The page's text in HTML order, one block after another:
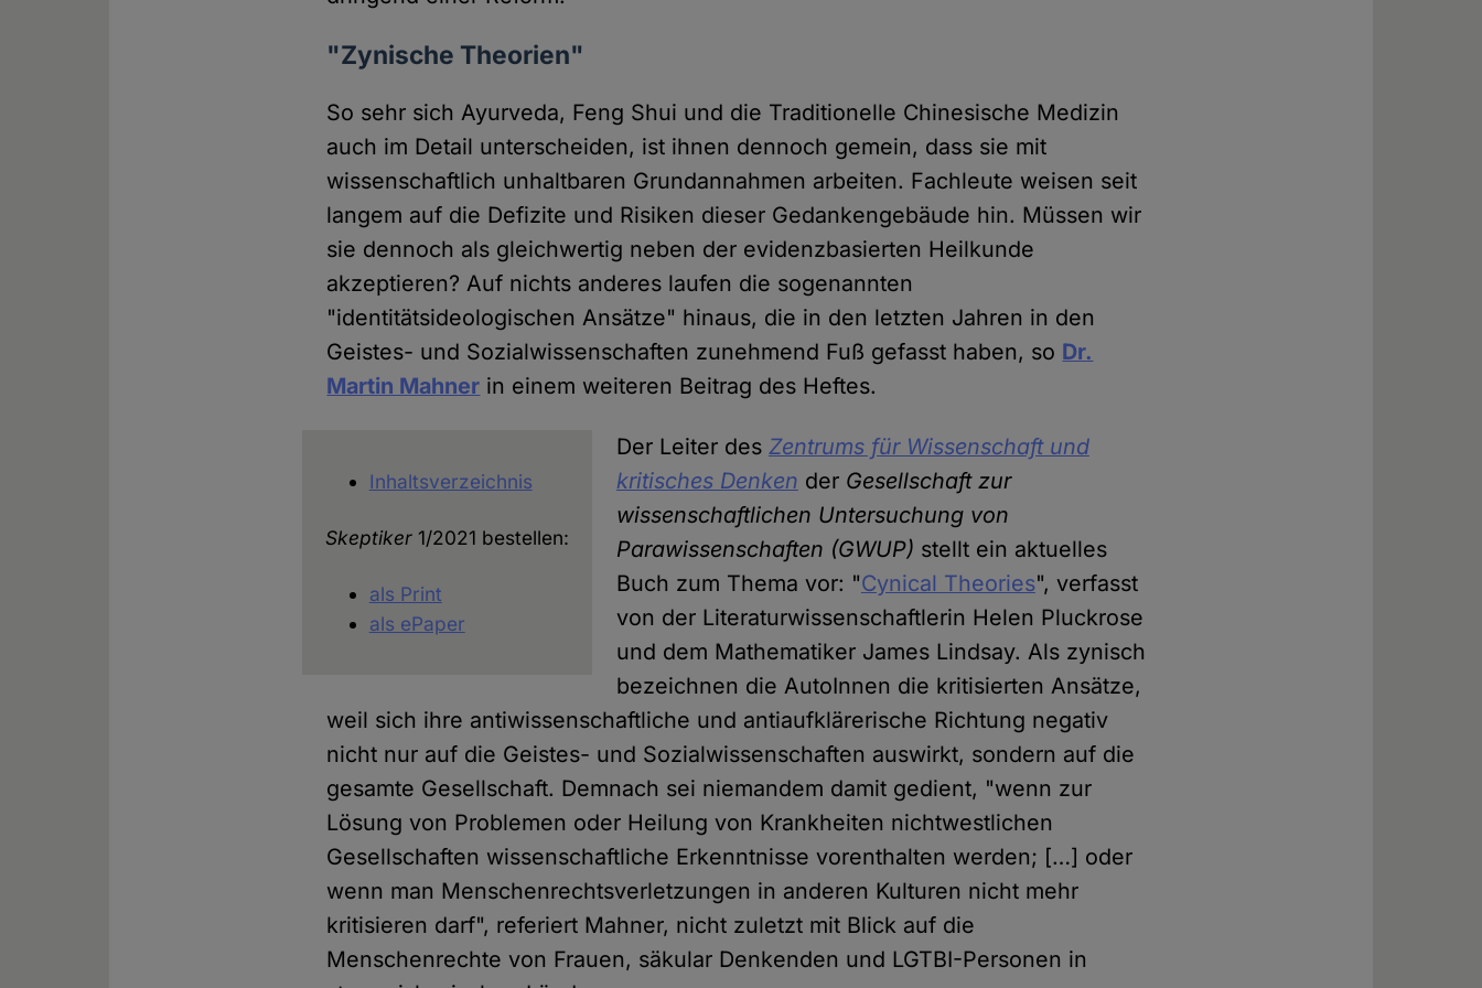
"Zynische Theorien"
So sehr sich Ayurveda, Feng Shui und die Traditionelle Chinesische Medizin
auch im Detail unterscheiden, ist ihnen dennoch gemein, dass sie mit
wissenschaftlich unhaltbaren Grundannahmen arbeiten. Fachleute weisen seit
langem auf die Defizite und Risiken dieser Gedankengebäude hin. Müssen wir
sie dennoch als gleichwertig neben der evidenzbasierten Heilkunde
akzeptieren? Auf nichts anderes laufen die sogenannten
"identitätsideologischen Ansätze" hinaus, die in den letzten Jahren in den
Geistes- und Sozialwissenschaften zunehmend Fuß gefasst haben, so Dr.
Martin Mahner in einem weiteren Beitrag des Heftes.
Inhaltsverzeichnis
Skeptiker 1/2021 bestellen:
als Print
als ePaper
Der Leiter des Zentrums für Wissenschaft und
kritisches Denken der Gesellschaft zur
wissenschaftlichen Untersuchung von
Parawissenschaften (GWUP) stellt ein aktuelles
Buch zum Thema vor: "Cynical Theories", verfasst
von der Literaturwissenschaftlerin Helen Pluckrose
und dem Mathematiker James Lindsay. Als zynisch
bezeichnen die AutoInnen die kritisierten Ansätze,
weil sich ihre antiwissenschaftliche und antiaufklärerische Richtung negativ
nicht nur auf die Geistes- und Sozialwissenschaften auswirkt, sondern auf die
gesamte Gesellschaft. Demnach sei niemandem damit gedient, "wenn zur
Lösung von Problemen oder Heilung von Krankheiten nichtwestlichen
Gesellschaften wissenschaftliche Erkenntnisse vorenthalten werden; […] oder
wenn man Menschenrechtsverletzungen in anderen Kulturen nicht mehr
kritisieren darf", referiert Mahner, nicht zuletzt mit Blick auf die
Menschenrechte von Frauen, säkular Denkenden und LGTBI-Personen in